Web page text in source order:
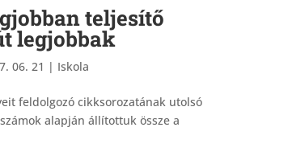
teljesítő
legjobbak
06. 21 | Iskola
feldolgozó cikksorozatának utolsó
alapján állítottuk össze a